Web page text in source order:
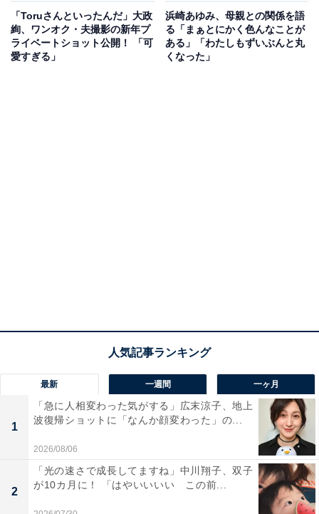
「Toruさんといったんだ」大政
絢、ワンオク・夫撮影の新年プ
ライベートショット公開！ 「可
愛すぎる」
浜崎あゆみ、母親との関係を語
る「まぁとにかく色んなことが
ある」「わたしもずいぶんと丸
くなった」
最新 一週間 一ヶ月
1
「急に人相変わった気がする」広末涼子、地上
波復帰ショットに「なんか顔変わった」の...
2026/08/06
2
「光の速さで成長してますね」中川翔子、双子
が10カ月に！ 「はやいいいい この前...